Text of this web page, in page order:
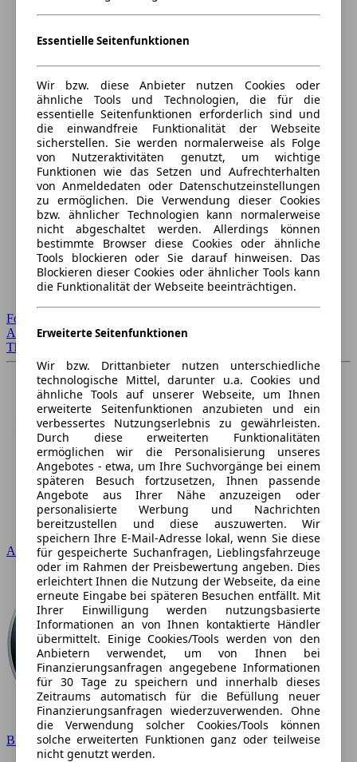
Forum Startseite
Alle Auto-Foren
Themen-Forum
Audi
BMW
Essentielle Seitenfunktionen
Wir bzw. diese Anbieter nutzen Cookies oder
ähnliche Tools und Technologien, die für die
essentielle Seitenfunktionen erforderlich sind und
die einwandfreie Funktionalität der Webseite
sicherstellen. Sie werden normalerweise als Folge
von Nutzeraktivitäten genutzt, um wichtige
Funktionen wie das Setzen und Aufrechterhalten
von Anmeldedaten oder Datenschutzeinstellungen
zu ermöglichen. Die Verwendung dieser Cookies
bzw. ähnlicher Technologien kann normalerweise
nicht abgeschaltet werden. Allerdings können
bestimmte Browser diese Cookies oder ähnliche
Tools blockieren oder Sie darauf hinweisen. Das
Blockieren dieser Cookies oder ähnlicher Tools kann
die Funktionalität der Webseite beeinträchtigen.
Erweiterte Seitenfunktionen
Wir bzw. Drittanbieter nutzen unterschiedliche
technologische Mittel, darunter u.a. Cookies und
ähnliche Tools auf unserer Webseite, um Ihnen
erweiterte Seitenfunktionen anzubieten und ein
verbessertes Nutzungserlebnis zu gewährleisten.
Durch diese erweiterten Funktionalitäten
ermöglichen wir die Personalisierung unseres
Angebotes - etwa, um Ihre Suchvorgänge bei einem
späteren Besuch fortzusetzen, Ihnen passende
Angebote aus Ihrer Nähe anzuzeigen oder
personalisierte Werbung und Nachrichten
bereitzustellen und diese auszuwerten. Wir
speichern Ihre E-Mail-Adresse lokal, wenn Sie diese
für gespeicherte Suchanfragen, Lieblingsfahrzeuge
oder im Rahmen der Preisbewertung angeben. Dies
erleichtert Ihnen die Nutzung der Webseite, da eine
erneute Eingabe bei späteren Besuchen entfällt. Mit
Ihrer Einwilligung werden nutzungsbasierte
Informationen an von Ihnen kontaktierte Händler
übermittelt. Einige Cookies/Tools werden von den
Anbietern verwendet, um von Ihnen bei
Finanzierungsanfragen angegebene Informationen
für 30 Tage zu speichern und innerhalb dieses
Zeitraums automatisch für die Befüllung neuer
Finanzierungsanfragen wiederzuverwenden. Ohne
die Verwendung solcher Cookies/Tools können
solche erweiterten Funktionen ganz oder teilweise
nicht genutzt werden.